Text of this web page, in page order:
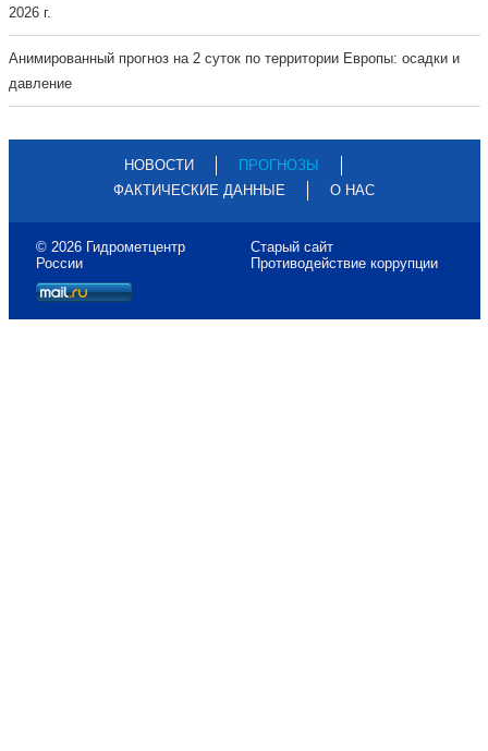
2026 г.
Анимированный прогноз на 2 суток по территории Европы: осадки и
давление
НОВОСТИ
ПРОГНОЗЫ
ФАКТИЧЕСКИЕ ДАННЫЕ
О НАС
© 2026 Гидрометцентр
России
Старый сайт
Противодействие коррупции